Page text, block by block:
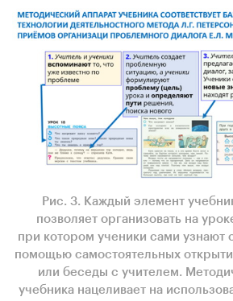
Рис. 3. Каждый элемент
позволяет организовать на
при котором ученики сами
помощью самостоятельных
или беседы с учителем.
учебника нацеливает на